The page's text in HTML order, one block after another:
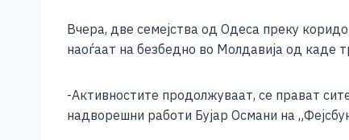
o
o
k
g
er
p
p
n
k
Вчера, две семејства од Одеса преку
наоѓаат на безбедно во Молдавија од каде
-Активностите продолжуваат, се прават
надворешни работи Бујар Османи на